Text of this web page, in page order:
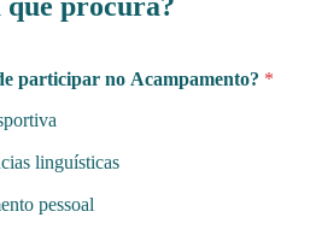
participar no Acampamento? *
linguísticas
pessoal